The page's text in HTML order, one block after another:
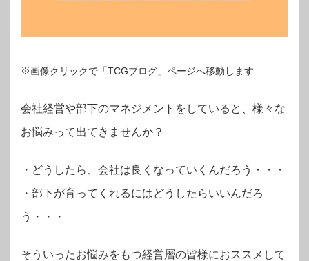
※画像クリックで「TCGブログ」ページへ移動します
会社経営や部下のマネジメントをしていると、様々な
お悩みって出てきませんか？
・ どうしたら、会社は良くなっていくんだろう・・・
・部下が育ってくれるにはどうしたらいいんだろ
う・・・
そういったお悩みをもつ経営層の皆様におススメして